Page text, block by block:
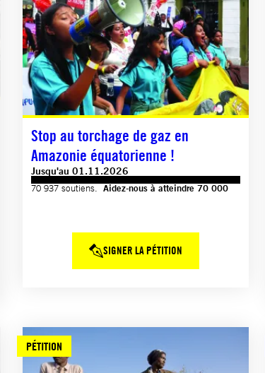
Stop au torchage de gaz en
Amazonie équatorienne !
Jusqu'au 01.11.2026
70 937 soutiens. Aidez-nous à atteindre 70 000
SIGNER LA PÉTITION
PÉTITION